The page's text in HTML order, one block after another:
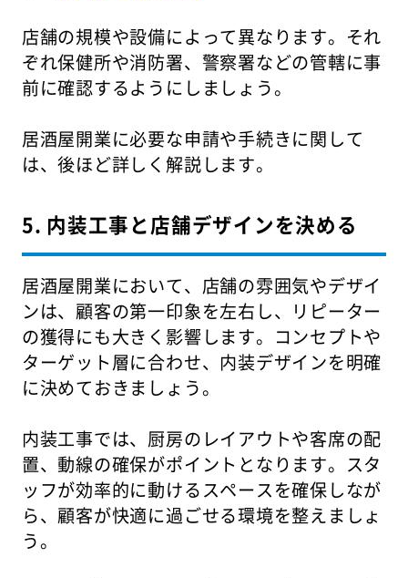
店舗の規模や設備によって異なります。それ
ぞれ保健所や消防署、警察署などの管轄に事
前に確認するようにしましょう。
居酒屋開業に必要な申請や手続きに関して
は、後ほど詳しく解説します。
5. 内装工事と店舗デザインを決める
居酒屋開業において、店舗の雰囲気やデザイ
ンは、顧客の第一印象を左右し、リピーター
の獲得にも大きく影響します。コンセプトや
ターゲット層に合わせ、内装デザインを明確
に決めておきましょう。
内装工事では、厨房のレイアウトや客席の配
置、動線の確保がポイントとなります。スタ
ッフが効率的に動けるスペースを確保しなが
ら、顧客が快適に過ごせる環境を整えましょ
う。